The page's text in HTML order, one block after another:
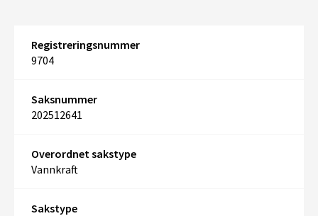
Registreringsnummer
9704
Saksnummer
202512641
Overordnet sakstype
Vannkraft
Sakstype